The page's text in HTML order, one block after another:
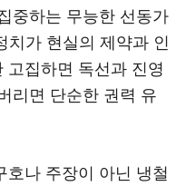
중하는 무능한 선동가
치가 현실의 제약과 인
고집하면 독선과 진영
리면 단순한 권력 유
호나 주장이 아닌 냉철